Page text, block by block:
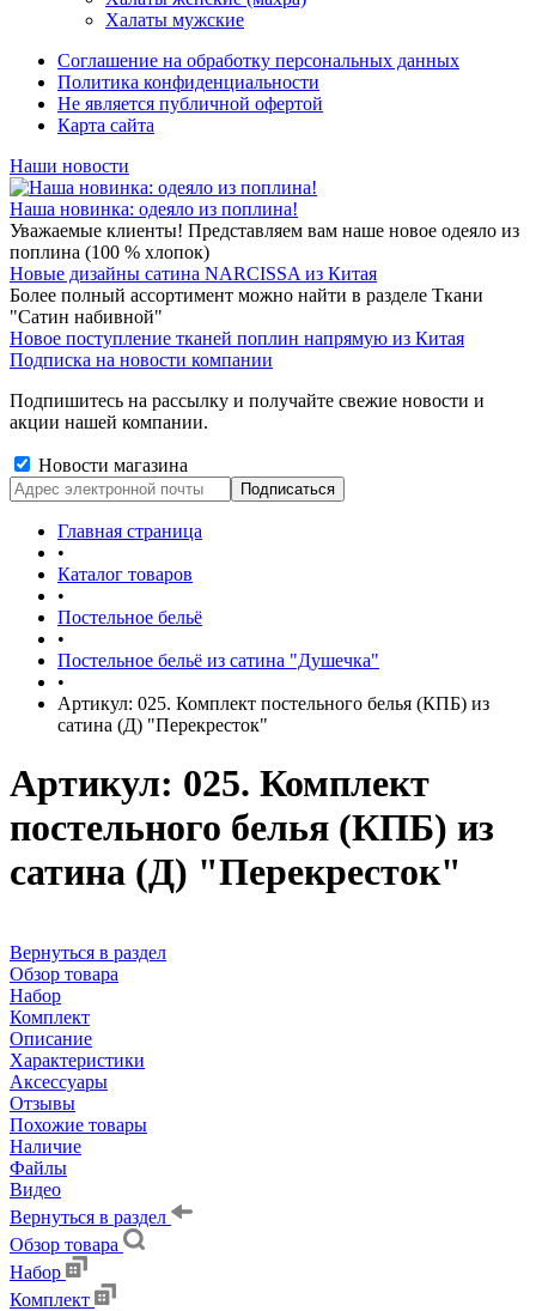
Халаты мужские
Соглашение на обработку персональных данных
Политика конфиденциальности
Не является публичной офертой
Карта сайта
Наши новости
Наша новинка: одеяло из поплина!
Уважаемые клиенты! Представляем вам наше новое одеяло из
поплина (100 % хлопок)
Новые дизайны сатина NARCISSA из Китая
Более полный ассортимент можно найти в разделе Ткани
"Сатин набивной"
Новое поступление тканей поплин напрямую из Китая
Подписка на новости компании
Подпишитесь на рассылку и получайте свежие новости и
акции нашей компании.
Новости магазина
Главная страница
•
Каталог товаров
•
Постельное бельё
•
Постельное бельё из сатина "Душечка"
•
Артикул: 025. Комплект постельного белья (КПБ) из
сатина (Д) "Перекресток"
Артикул: 025. Комплект
постельного белья (КПБ) из
сатина (Д) "Перекресток"
Вернуться в раздел
Обзор товара
Набор
Комплект
Описание
Характеристики
Аксессуары
Отзывы
Похожие товары
Наличие
Файлы
Видео
Вернуться в раздел
Обзор товара
Набор
Комплект